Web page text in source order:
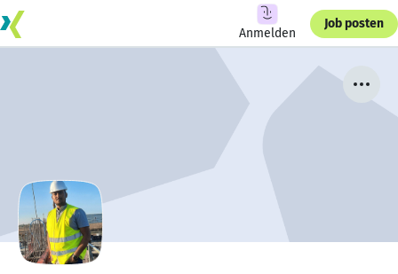
Anmelden
Job posten